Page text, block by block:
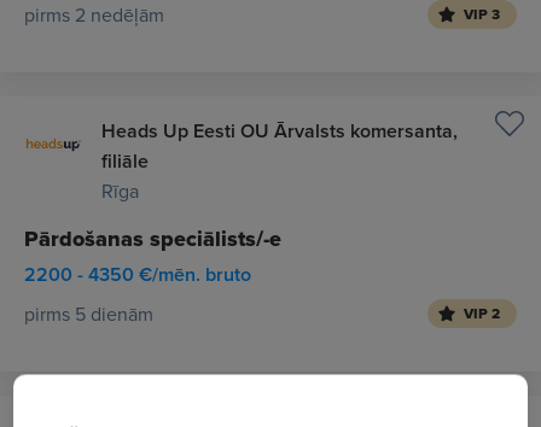
pirms 2 nedēļām VIP 3
Heads Up Eesti OU Ārvalsts komersanta,
filiāle
Rīga
Pārdošanas speciālists/-e
2200 - 4350 €/mēn. bruto
pirms 5 dienām VIP 2